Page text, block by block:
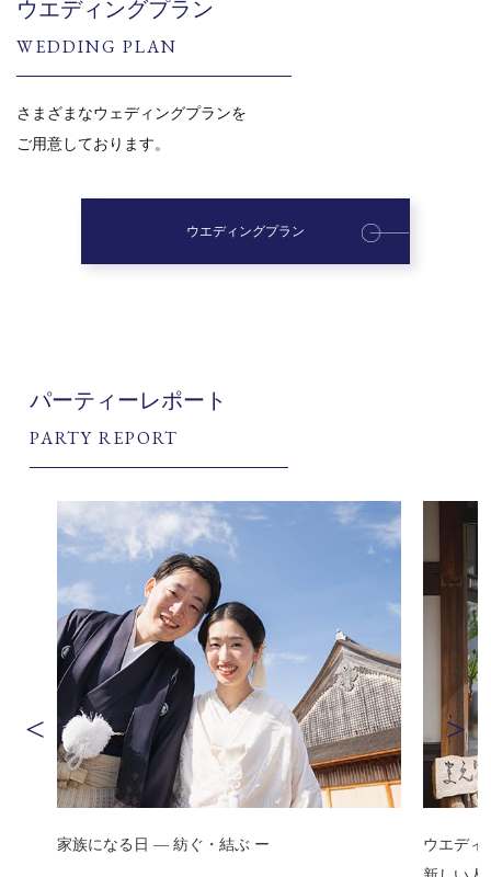
ウエディングプラン
WEDDING PLAN
さまざまなウェディングプランを
ご用意しております。
ウエディングプラン
パーティーレポート
PARTY REPORT
ウエディングテーマは「芽吹き」。
日本とニ